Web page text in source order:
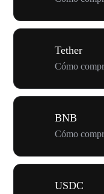
Tether
Cómo
BNB
Cómo
USDC